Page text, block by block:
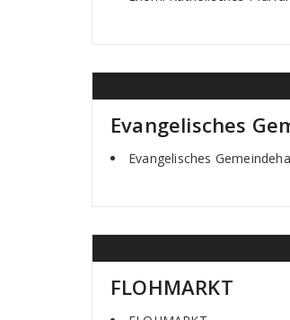
Evangelisches
Evangelisches
FLOHMARKT